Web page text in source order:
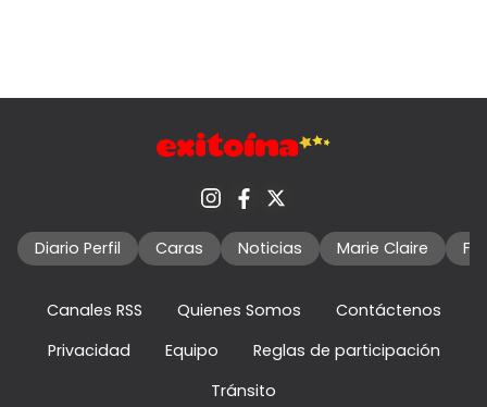
Diario Perfil Caras Noticias Marie Claire
Canales RSS Quienes Somos
Contáctenos
Privacidad
Equipo
Reglas de participación
Tránsito